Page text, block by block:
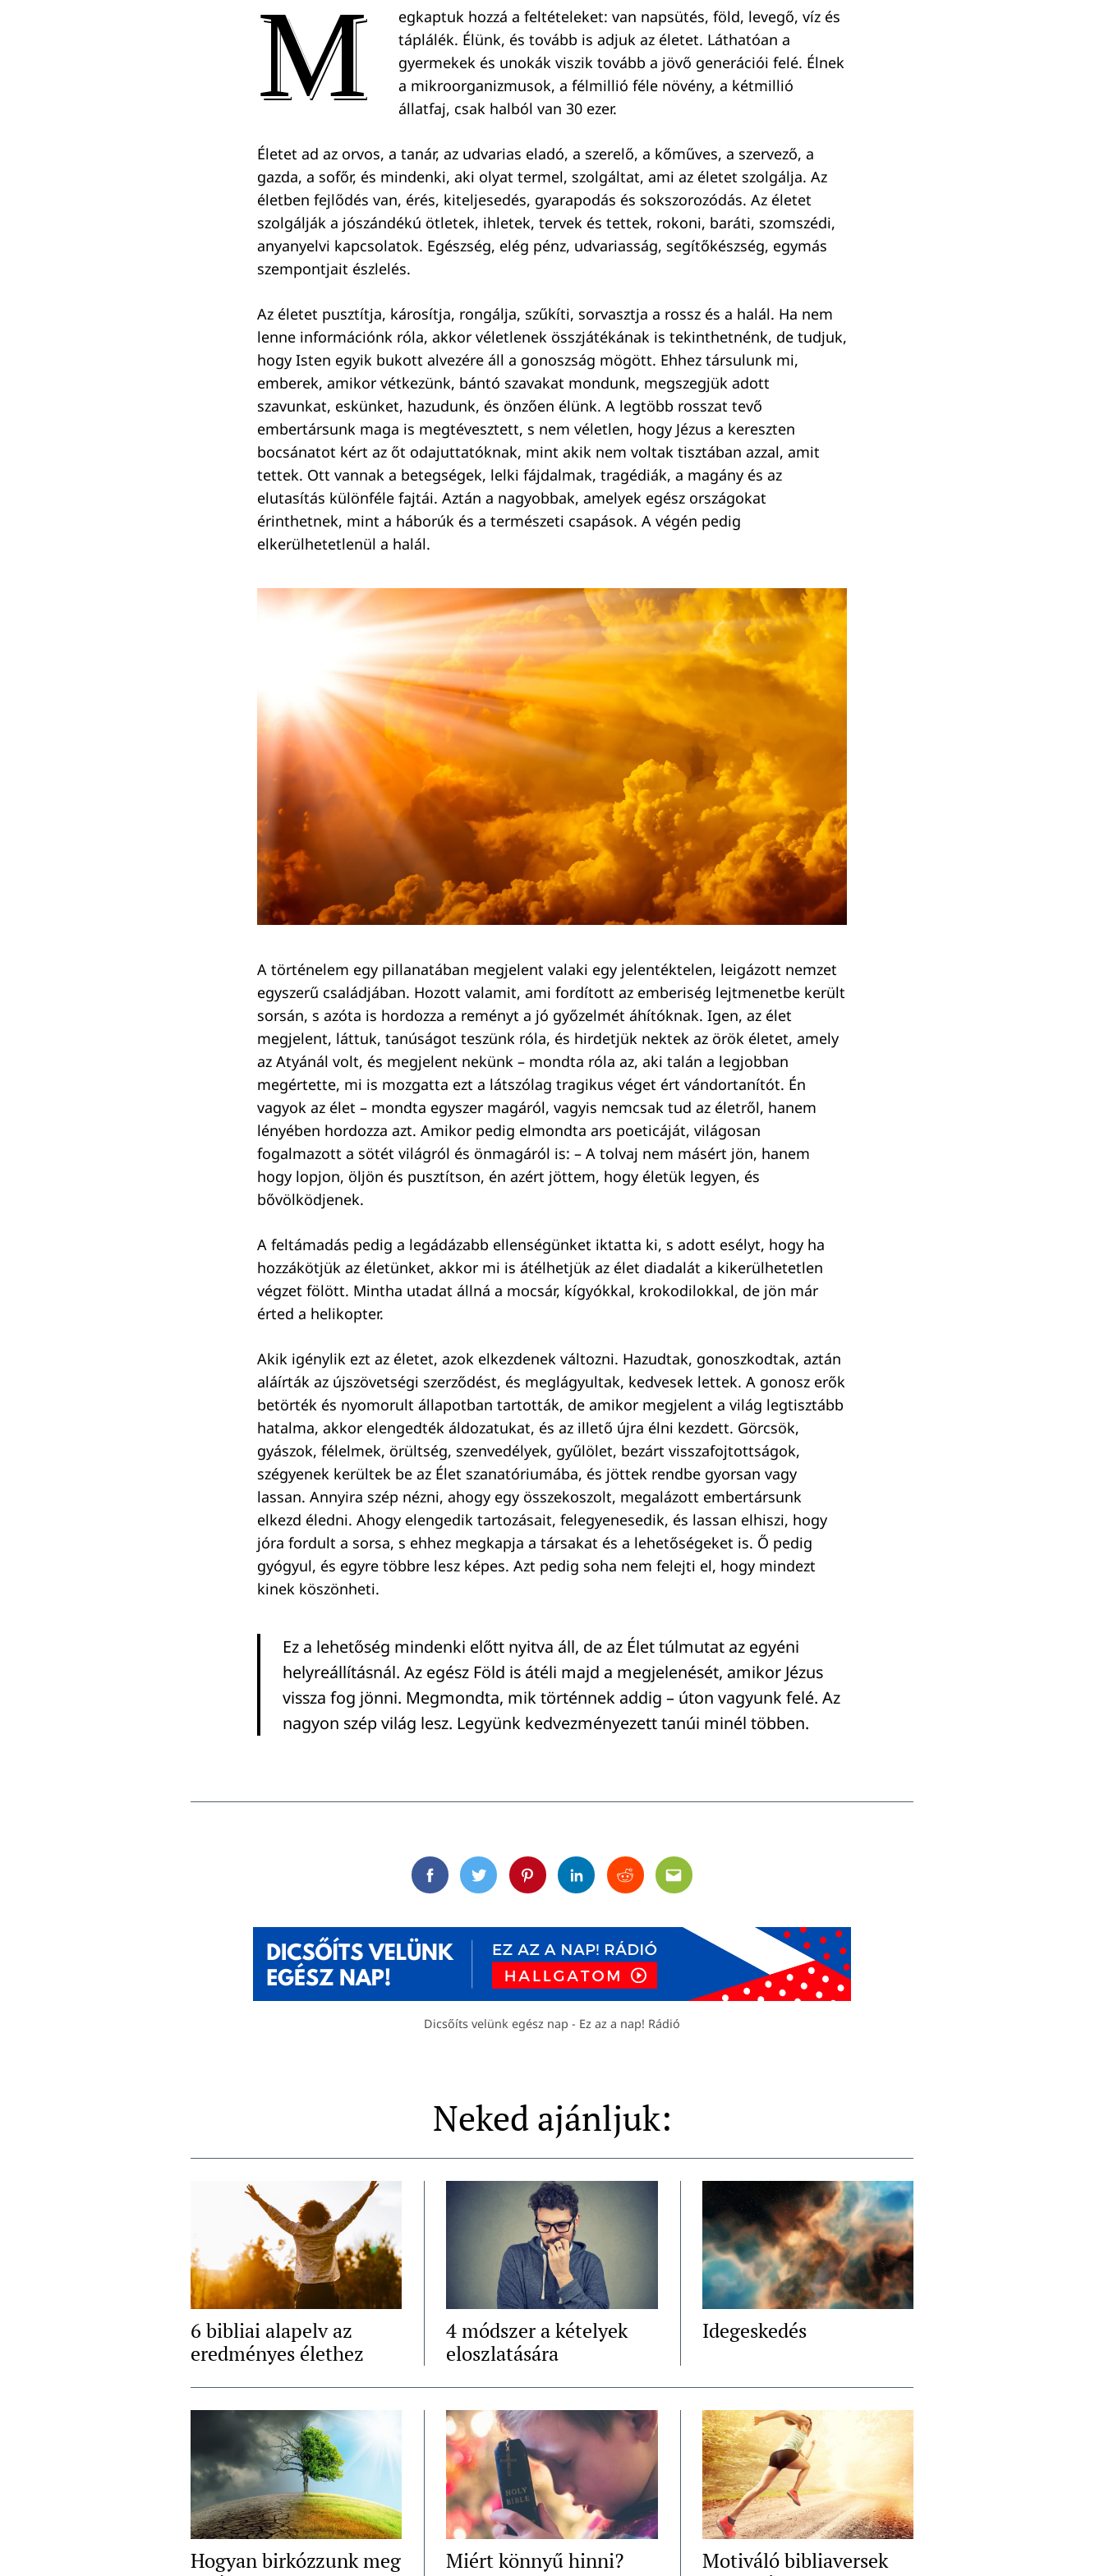
M
egkaptuk hozzá a feltételeket: van napsütés, föld, levegő, víz és
táplálék. Élünk, és tovább is adjuk az életet. Láthatóan a
gyermekek és unokák viszik tovább a jövő generációi felé. Élnek
a mikroorganizmusok, a félmillió féle növény, a kétmillió
állatfaj, csak halból van 30 ezer.
Életet ad az orvos, a tanár, az udvarias eladó, a szerelő, a kőműves, a szervező, a
gazda, a sofőr, és mindenki, aki olyat termel, szolgáltat, ami az életet szolgálja. Az
életben fejlődés van, érés, kiteljesedés, gyarapodás és sokszorozódás. Az életet
szolgálják a jószándékú ötletek, ihletek, tervek és tettek, rokoni, baráti, szomszédi,
anyanyelvi kapcsolatok. Egészség, elég pénz, udvariasság, segítőkészség, egymás
szempontjait észlelés.
Az életet pusztítja, károsítja, rongálja, szűkíti, sorvasztja a rossz és a halál. Ha nem
lenne információnk róla, akkor véletlenek összjátékának is tekinthetnénk, de tudjuk,
hogy Isten egyik bukott alvezére áll a gonoszság mögött. Ehhez társulunk mi,
emberek, amikor vétkezünk, bántó szavakat mondunk, megszegjük adott
szavunkat, eskünket, hazudunk, és önzően élünk. A legtöbb rosszat tevő
embertársunk maga is megtévesztett, s nem véletlen, hogy Jézus a kereszten
bocsánatot kért az őt odajuttatóknak, mint akik nem voltak tisztában azzal, amit
tettek. Ott vannak a betegségek, lelki fájdalmak, tragédiák, a magány és az
elutasítás különféle fajtái. Aztán a nagyobbak, amelyek egész országokat
érinthetnek, mint a háborúk és a természeti csapások. A végén pedig
elkerülhetetlenül a halál.
A történelem egy pillanatában megjelent valaki egy jelentéktelen, leigázott nemzet
egyszerű családjában. Hozott valamit, ami fordított az emberiség lejtmenetbe került
sorsán, s azóta is hordozza a reményt a jó győzelmét áhítóknak. Igen, az élet
megjelent, láttuk, tanúságot teszünk róla, és hirdetjük nektek az örök életet, amely
az Atyánál volt, és megjelent nekünk – mondta róla az, aki talán a legjobban
megértette, mi is mozgatta ezt a látszólag tragikus véget ért vándortanítót. Én
vagyok az élet – mondta egyszer magáról, vagyis nemcsak tud az életről, hanem
lényében hordozza azt. Amikor pedig elmondta ars poeticáját, világosan
fogalmazott a sötét világról és önmagáról is: – A tolvaj nem másért jön, hanem
hogy lopjon, öljön és pusztítson, én azért jöttem, hogy életük legyen, és
bővölködjenek.
A feltámadás pedig a legádázabb ellenségünket iktatta ki, s adott esélyt, hogy ha
hozzákötjük az életünket, akkor mi is átélhetjük az élet diadalát a kikerülhetetlen
végzet fölött. Mintha utadat állná a mocsár, kígyókkal, krokodilokkal, de jön már
érted a helikopter.
Akik igénylik ezt az életet, azok elkezdenek változni. Hazudtak, gonoszkodtak, aztán
aláírták az újszövetségi szerződést, és meglágyultak, kedvesek lettek. A gonosz erők
betörték és nyomorult állapotban tartották, de amikor megjelent a világ legtisztább
hatalma, akkor elengedték áldozatukat, és az illető újra élni kezdett. Görcsök,
gyászok, félelmek, örültség, szenvedélyek, gyűlölet, bezárt visszafojtottságok,
szégyenek kerültek be az Élet szanatóriumába, és jöttek rendbe gyorsan vagy
lassan. Annyira szép nézni, ahogy egy összekoszolt, megalázott embertársunk
elkezd éledni. Ahogy elengedik tartozásait, felegyenesedik, és lassan elhiszi, hogy
jóra fordult a sorsa, s ehhez megkapja a társakat és a lehetőségeket is. Ő pedig
gyógyul, és egyre többre lesz képes. Azt pedig soha nem felejti el, hogy mindezt
kinek köszönheti.
Ez a lehetőség mindenki előtt nyitva áll, de az Élet túlmutat az egyéni
helyreállításnál. Az egész Föld is átéli majd a megjelenését, amikor Jézus
vissza fog jönni. Megmondta, mik történnek addig – úton vagyunk felé. Az
nagyon szép világ lesz. Legyünk kedvezményezett tanúi minél többen.
FacebookTwitterPinterestLinkedinRedditEmail
Dicsőíts velünk egész nap - Ez az a nap! Rádió
Neked ajánljuk:
6 bibliai alapelv az
eredményes élethez
4 módszer a kételyek
eloszlatására
Idegeskedés
Hogyan birkózzunk meg
Miért könnyű hinni?
Motiváló bibliaversek